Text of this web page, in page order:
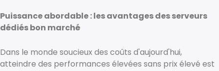
Puissance abordable : les avantages des serveurs
dédiés bon marché
Dans le monde soucieux des coûts d'aujourd'hui,
atteindre des performances élevées sans prix élevé est